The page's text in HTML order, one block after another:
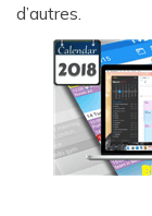
d’autres.